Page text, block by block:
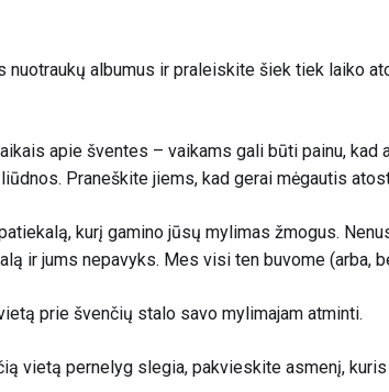
nuotraukų albumus ir praleiskite šiek tiek laiko
apie šventes – vaikams gali būti painu,
Praneškite jiems, kad gerai mėgautis
kurį gamino jūsų mylimas žmogus.
ir jums nepavyks. Mes visi ten buvome (arba,
prie švenčių stalo savo mylimajam atminti.
vietą pernelyg slegia, pakvieskite asmenį,